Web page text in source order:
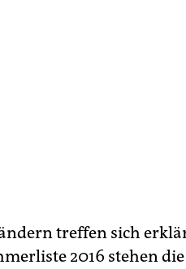
treffen sich
2016 stehen